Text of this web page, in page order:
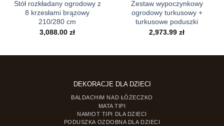
Stół rozkładany ogrodowy z
8 krzesłami brązowy
210/280 cm
3,088.00 zł
Zestaw wypoczynkowy
ogrodowy turkusowy +
turkusowe poduszki
2,973.99 zł
DEKORACJE DLA DZIECI
BALDACHIM NAD ŁÓŻECZKO
MATA TIPI
NAMIOT TIPI DLA DZIECI
PODUSZKA OZDOBNA DLA DZIECI